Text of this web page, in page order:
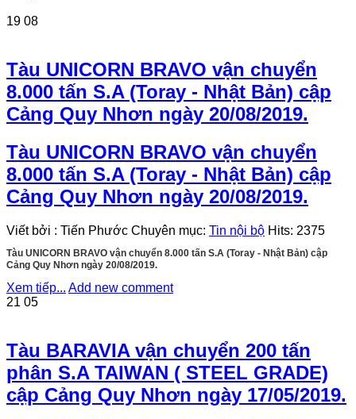
19 08
Tàu UNICORN BRAVO vận chuyển
8.000 tấn S.A (Toray - Nhật Bản) cập
Cảng Quy Nhơn ngày 20/08/2019.
Tàu UNICORN BRAVO vận chuyển
8.000 tấn S.A (Toray - Nhật Bản) cập
Cảng Quy Nhơn ngày 20/08/2019.
Viết bởi : Tiến Phước Chuyên mục: Tin nội bộ Hits: 2375
Tàu UNICORN BRAVO vận chuyển 8.000 tấn S.A (Toray - Nhật Bản) cập
Cảng Quy Nhơn ngày 20/08/2019.
Xem tiếp... Add new comment
21 05
Tàu BARAVIA vận chuyển 200 tấn
phân S.A TAIWAN ( STEEL GRADE)
cập Cảng Quy Nhơn ngày 17/05/2019.